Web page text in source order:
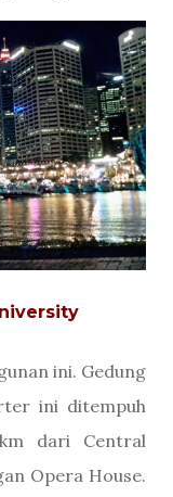
ini. Gedung
ini ditempuh
dari Central
Opera House.